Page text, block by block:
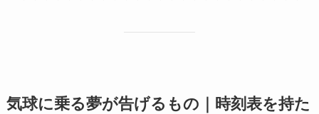
気球に乗る夢が告げるもの｜時刻表を持た